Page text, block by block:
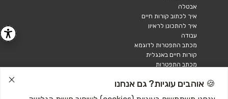
אבטלה
איך לכתוב קורות חיים
איך להתכונן לראיון
עבודה
מכתב התפטרות לדוגמא
קורות חיים באנגלית
מכתב התפטרות
🍪 אוהבים עוגיות? גם אנחנו